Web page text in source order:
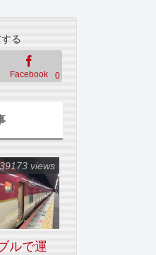
る
Facebook 0
ルで運
39173 views